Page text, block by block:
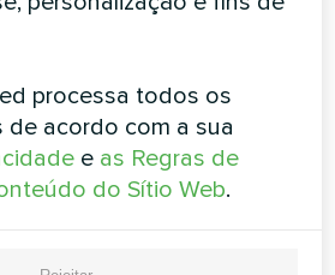
dados após a rescisão do
de dados:
são transferidos para fora da
processa todos os
acordo com a sua
e as Regras de
do Sítio Web.